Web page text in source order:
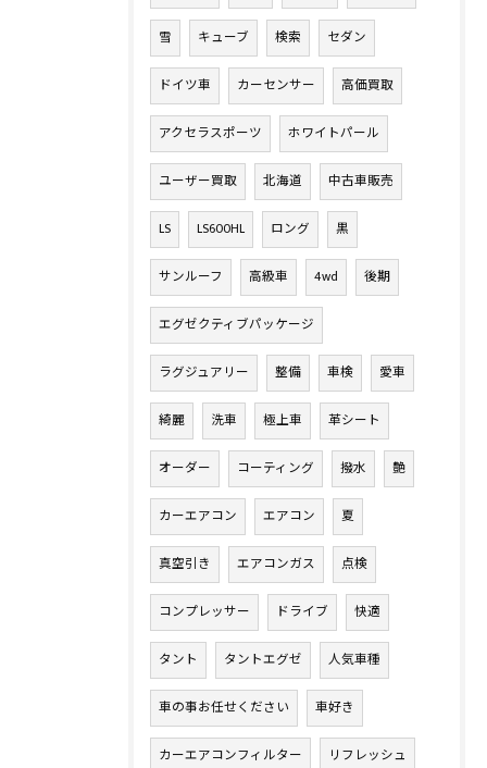
雪 キューブ 検索 セダン
ドイツ車 カーセンサー 高価買取
アクセラスポーツ ホワイトパール
ユーザー買取 北海道 中古車販売
LS LS600HL ロング 黒
サンルーフ 高級車 4wd 後期
エグゼクティブパッケージ
ラグジュアリー 整備 車検 愛車
綺麗 洗車 極上車 革シート
オーダー コーティング 撥水 艶
カーエアコン エアコン 夏
真空引き エアコンガス 点検
コンプレッサー ドライブ 快適
タント タントエグゼ 人気車種
車の事お任せください 車好き
カーエアコンフィルター リフレッシュ